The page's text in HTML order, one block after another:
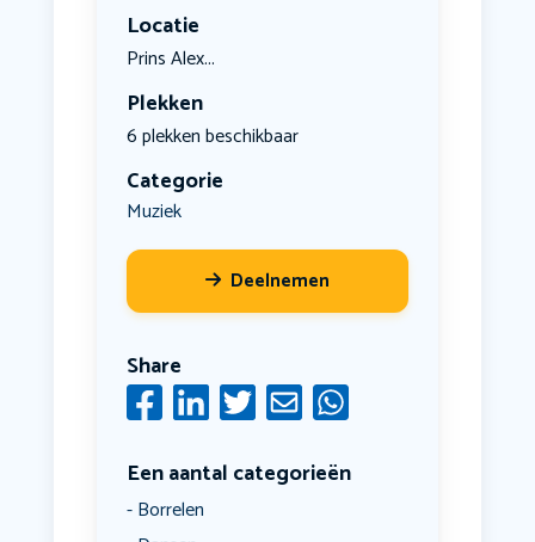
Locatie
Prins Alex...
Plekken
6 plekken beschikbaar
Categorie
Muziek
Deelnemen
Share
Een aantal categorieën
Borrelen